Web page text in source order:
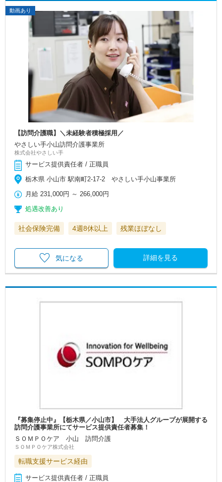
動画あり
【訪問介護職】＼未経験者積極採用／
やさしい手小山訪問介護事業所
株式会社やさしい手
サービス提供責任者 / 正職員
栃木県 小山市 駅南町2-17-2 やさしい手小山事業所
月給 231,000円 ～ 266,000円
処遇改善あり
社会保険完備 4週8休以上 残業ほぼなし
詳細を見る
気になる
『募集停止中』【栃木県／小山市】 大手法人グループが展開する
訪問介護事業所にてサービス提供責任者募集！
ＳＯＭＰＯケア 小山 訪問介護
ＳＯＭＰＯケア株式会社
転職支援サービス経由
サービス提供責任者 / 正職員